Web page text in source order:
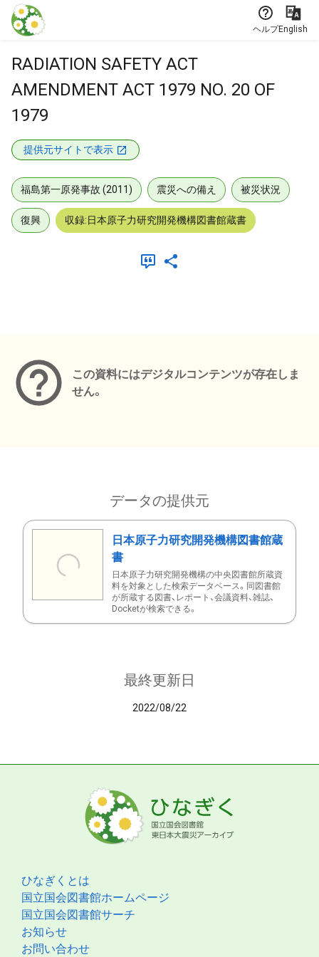
本文に飛ぶ
ヘルプEnglish
RADIATION SAFETY ACT
AMENDMENT ACT 1979 NO. 20 OF
1979
提供元サイトで表示
福島第一原発事故 (2011) 震災への備え 被災状況
復興 収録:日本原子力研究開発機構図書館蔵書
この資料にはデジタルコンテンツが存在しま
せん。
データの提供元
日本原子力研究開発機構図書館蔵
書
日本原子力研究開発機構の中央図書館所蔵資
料を対象とした検索データベース。同図書館
が所蔵する図書、レポート、会議資料、雑誌、
Docketが検索できる。
最終更新日
2022/08/22
ひなぎくとは
国立国会図書館ホームページ
国立国会図書館サーチ
お知らせ
お問い合わせ